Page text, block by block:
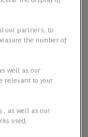
our partners, to
the number of
well as our
relevant to your
, as well as our
used;